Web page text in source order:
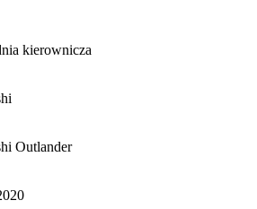
kierownicza
Outlander